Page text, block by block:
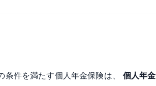
件を満たす個人年金保険は、 個人年金